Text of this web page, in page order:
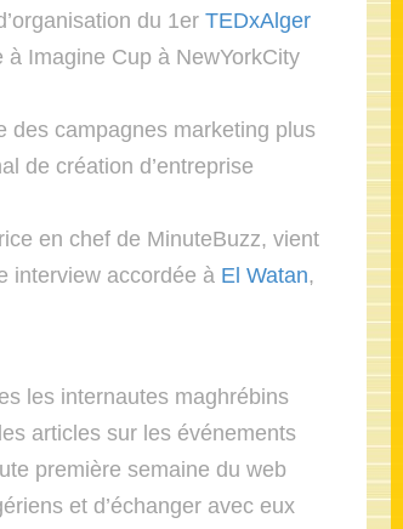
du 1er TEDxAlger
Imagine Cup à NewYorkCity
des campagnes marketing plus
de création d’entreprise
en chef de MinuteBuzz, vient
interview accordée à El Watan,
les internautes maghrébins
articles sur les événements
première semaine du web
et d’échanger avec eux